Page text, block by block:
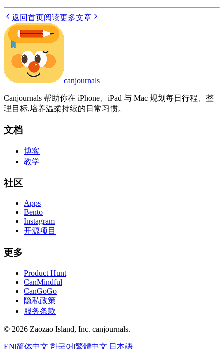
返回首页阅读更多文章
canjournals
Canjournals 帮助你在 iPhone、iPad 与 Mac 规划每日行程、整
理目标,培养温柔持续的日常习惯。
文档
博客
教学
社区
Apps
Bento
Instagram
开源项目
更多
Product Hunt
CanMindful
CanGoGo
隐私政策
服务条款
© 2026 Zaozao Island, Inc. canjournals.
EN|简体中文|한국어 |繁體中文| 日本語